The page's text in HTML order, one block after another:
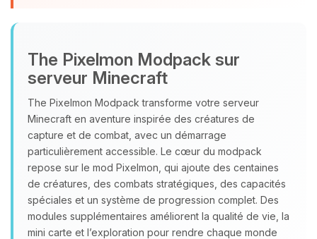
The Pixelmon Modpack sur
serveur Minecraft
The Pixelmon Modpack transforme votre serveur
Minecraft en aventure inspirée des créatures de
capture et de combat, avec un démarrage
particulièrement accessible. Le cœur du modpack
repose sur le mod Pixelmon, qui ajoute des centaines
de créatures, des combats stratégiques, des capacités
spéciales et un système de progression complet. Des
modules supplémentaires améliorent la qualité de vie, la
mini carte et l’exploration pour rendre chaque monde
petits circuits pour t’aider.
07/08/2026 à 17:43